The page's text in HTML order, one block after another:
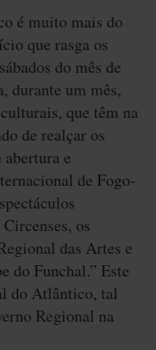
é muito mais do
que rasga os
do mês de
durante um mês,
que têm na
de realçar os
e
de Fogo-
os
das Artes e
do Funchal.” Este
do Atlântico, tal
Regional na